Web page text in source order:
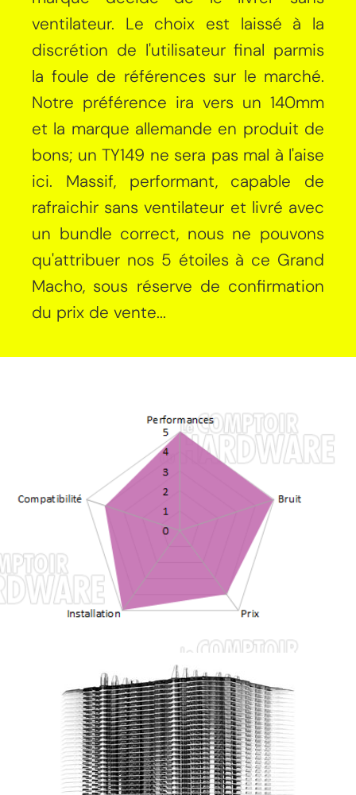
ventilateur. Le choix est laissé à la
discrétion de l'utilisateur final parmis
la foule de références sur le marché.
Notre préférence ira vers un 140mm
et la marque allemande en produit de
bons; un TY149 ne sera pas mal à l'aise
ici. Massif, performant, capable de
rafraichir sans ventilateur et livré avec
un bundle correct, nous ne pouvons
qu'attribuer nos 5 étoiles à ce Grand
Macho, sous réserve de confirmation
du prix de vente...